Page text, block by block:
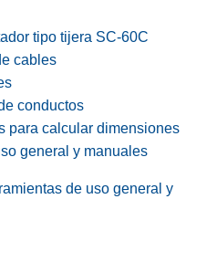
tipo tijera SC-60C
cables
conductos
para calcular dimensiones
general y manuales
de uso general y